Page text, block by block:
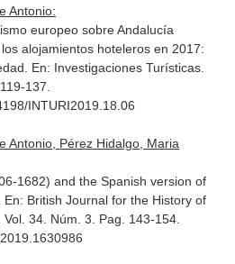
Antonio:
europeo sobre Andalucía
alojamientos hoteleros en 2017:
En: Investigaciones Turísticas.
137.
INTURI2019.18.06
Antonio, Pérez Hidalgo, Maria
1682) and the Spanish version of
En: British Journal for the History of
Vol. 34. Núm. 3. Pag. 143-154.